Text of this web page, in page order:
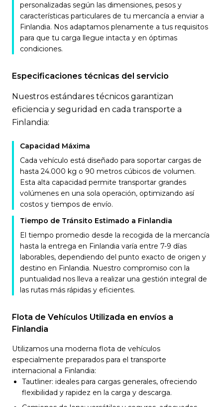
personalizadas según las dimensiones, pesos y
características particulares de tu mercancía a enviar a
Finlandia. Nos adaptamos plenamente a tus requisitos
para que tu carga llegue intacta y en óptimas
condiciones.
Especificaciones técnicas del servicio
Nuestros estándares técnicos garantizan
eficiencia y seguridad en cada transporte a
Finlandia:
Capacidad Máxima
Cada vehículo está diseñado para soportar cargas de
hasta 24.000 kg o 90 metros cúbicos de volumen.
Esta alta capacidad permite transportar grandes
volúmenes en una sola operación, optimizando así
costos y tiempos de envío.
Tiempo de Tránsito Estimado a Finlandia
El tiempo promedio desde la recogida de la mercancía
hasta la entrega en Finlandia varía entre 7-9 días
laborables, dependiendo del punto exacto de origen y
destino en Finlandia. Nuestro compromiso con la
puntualidad nos lleva a realizar una gestión integral de
las rutas más rápidas y eficientes.
Flota de Vehículos Utilizada en envíos a
Finlandia
Utilizamos una moderna flota de vehículos
especialmente preparados para el transporte
internacional a Finlandia:
Tautliner: ideales para cargas generales, ofreciendo
flexibilidad y rapidez en la carga y descarga.